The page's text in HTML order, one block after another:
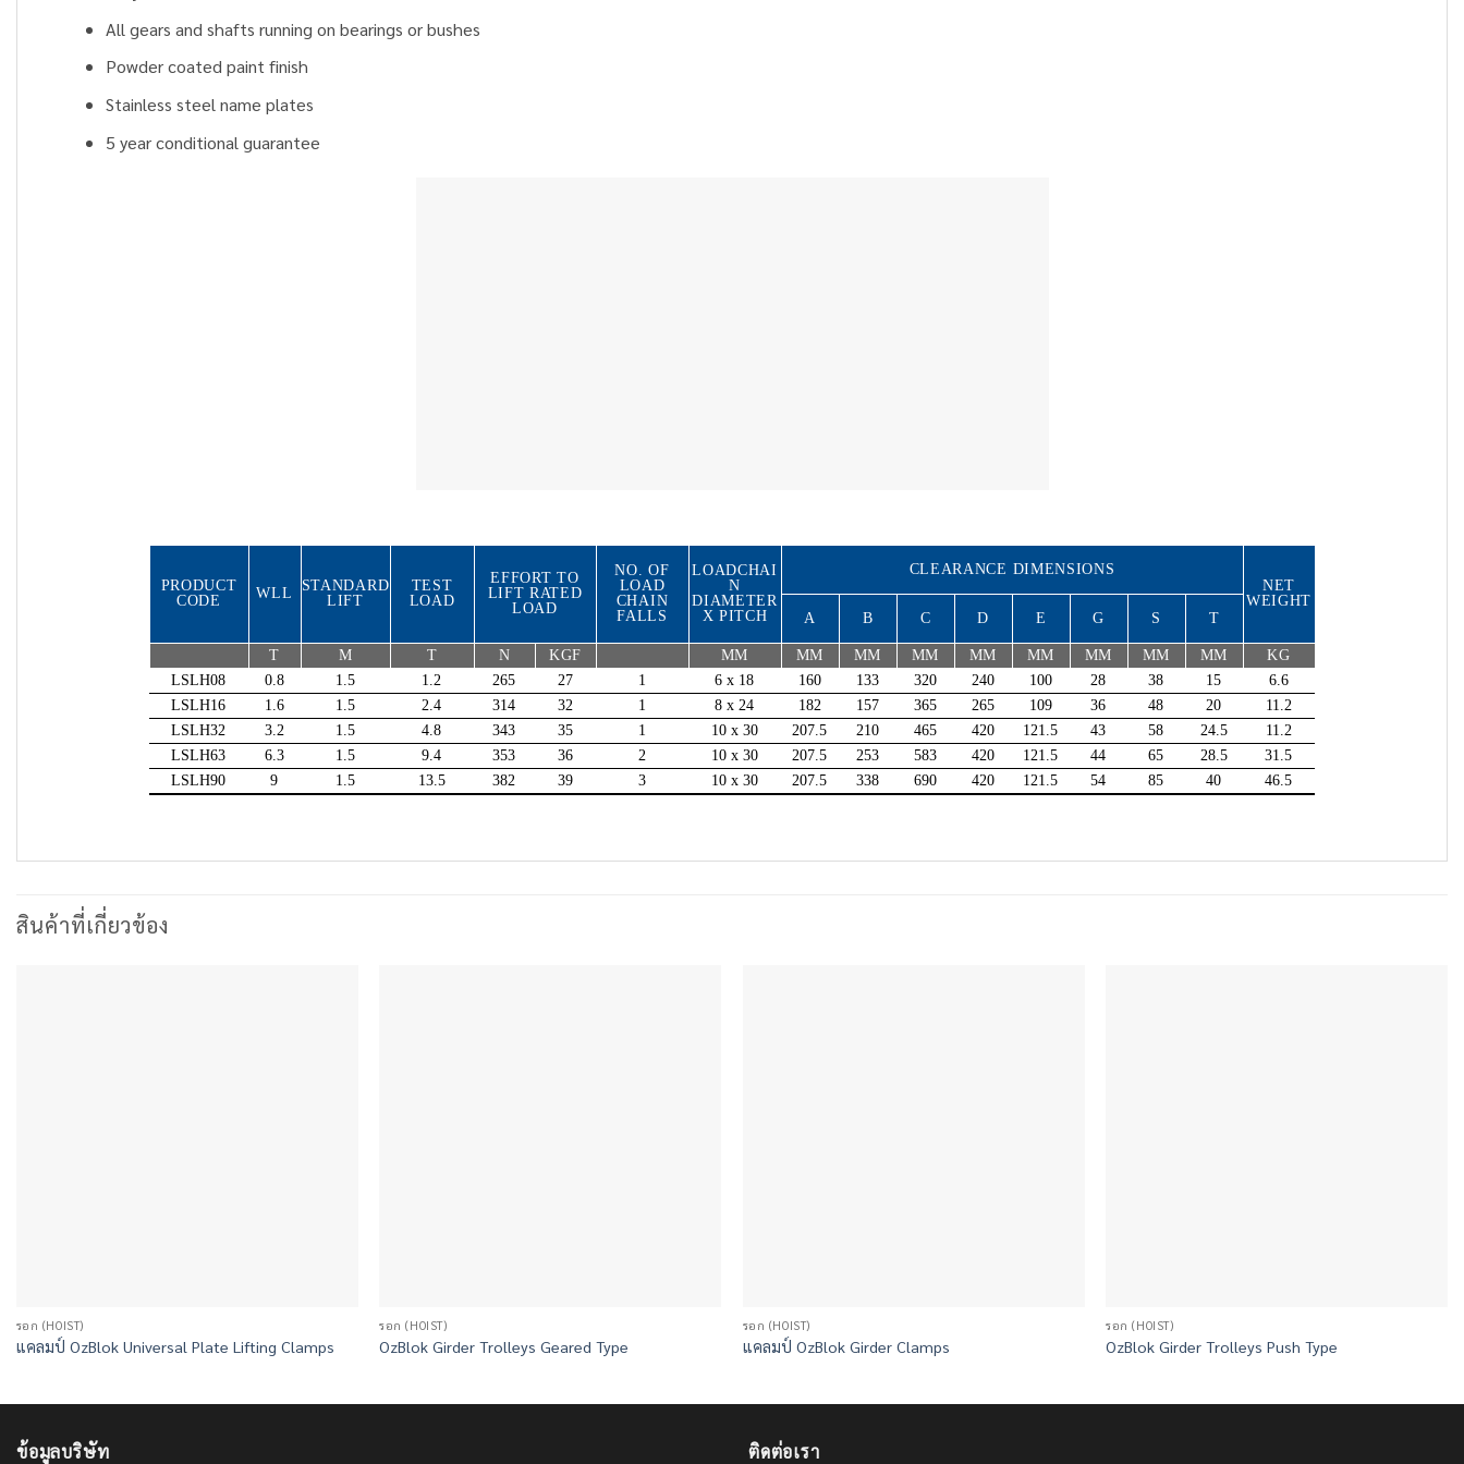
All gears and shafts running on bearings or bushes
Powder coated paint finish
Stainless steel name plates
5 year conditional guarantee
PRODUCT
CODE
WLL
STANDARD
LIFT
TEST
LOAD
EFFORT TO
LIFT RATED
LOAD
NO. OF
LOAD
CHAIN
FALLS
LOADCHAI
N
DIAMETER
X PITCH
CLEARANCE DIMENSIONS
NET
WEIGHT
A
B C D E G S T
T M T N KGF MM MM MM MM MM MM MM MM MM
KG
LSLH08
0.8 1.5 1.2 265 27 1 6 x 18 160 133 320 240 100 28 38 15
6.6
LSLH16
1.6 1.5 2.4 314 32 1 8 x 24 182 157 365 265 109 36 48 20
11.2
LSLH32
3.2 1.5 4.8 343 35 1 10 x 30 207.5 210 465 420 121.5 43 58 24.5
11.2
LSLH63
6.3 1.5 9.4 353 36 2 10 x 30 207.5 253 583 420 121.5 44 65 28.5
31.5
LSLH90
9 1.5 13.5 382 39 3 10 x 30 207.5 338 690 420 121.5 54 85 40 46.5
สินค้าที่เกี่ยวข้อง
รอก (HOIST)
แคลมป์ OzBlok Universal Plate Lifting Clamps
รอก (HOIST)
OzBlok Girder Trolleys Geared Type
รอก (HOIST)
แคลมป์ OzBlok Girder Clamps
รอก (HOIST)
OzBlok Girder Trolleys Push Type
ข้อมูลบริษัท ติดต่อเรา